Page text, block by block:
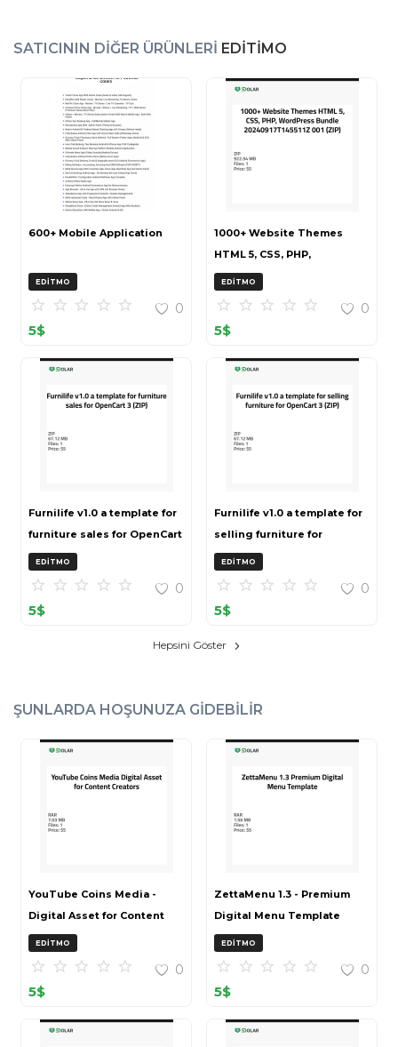
SATICININ DIĞER ÜRÜNLERI EDITIMO
600+ Mobile Application
EDITMO
0
5$
1000+ Website Themes
HTML 5, CSS, PHP,
WordPress Bundle
20240917T145511Z 001 (ZIP)
EDITMO
0
5$
Furnilife v1.0 a template for
furniture sales for OpenCart
3 (ZIP)
EDITMO
0
5$
Furnilife v1.0 a template for
selling furniture for
OpenCart 3 (ZIP)
EDITMO
0
5$
Hepsini Göster
ŞUNLARDA HOŞUNUZA GIDEBILIR
YouTube Coins Media -
Digital Asset for Content
Creators
EDITMO
0
5$
ZettaMenu 1.3 - Premium
Digital Menu Template
EDITMO
0
5$